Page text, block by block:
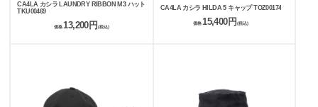
CA4LA カシラ LAUNDRY RIBBON M3 ハット
TKU00469
価格 13,200円 (税込)
CA4LA カシラ HILDA 5 キャップ TOZ00174
価格 15,400円 (税込)